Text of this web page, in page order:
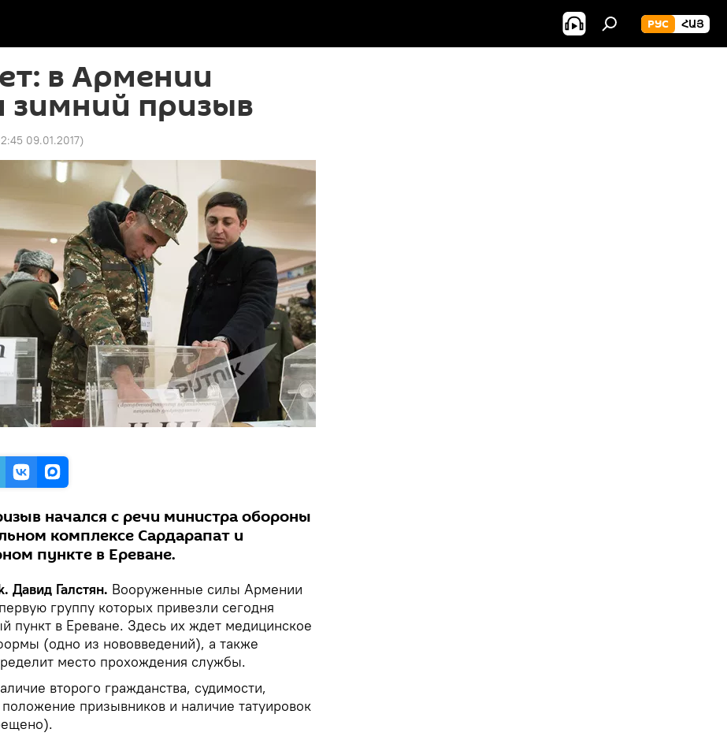
РУС ՀԱՅ
в Армении
зимний призыв
09.01.2017)
начался с речи министра обороны
комплексе Сардарапат и
пункте в Ереване.
Галстян. Вооруженные силы Армении
группу которых привезли сегодня
пункт в Ереване. Здесь их ждет медицинское
(одно из нововведений), а также
место прохождения службы.
второго гражданства, судимости,
призывников и наличие татуировок